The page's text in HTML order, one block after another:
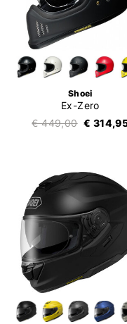
Shoei
Ex-Zero
€ 449,00 €